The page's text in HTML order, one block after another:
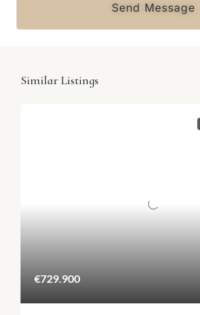
Send Message
Similar Listings
€729.900